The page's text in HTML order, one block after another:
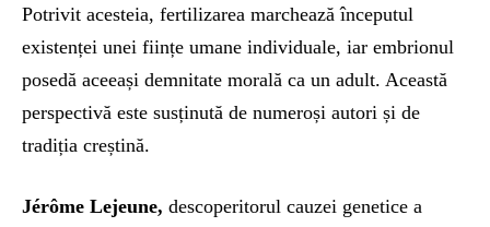
Potrivit acesteia, fertilizarea marchează începutul
existenței unei ființe umane individuale, iar embrionul
posedă aceeași demnitate morală ca un adult. Această
perspectivă este susținută de numeroși autori și de
tradiția creștină.
Jérôme Lejeune, descoperitorul cauzei genetice a